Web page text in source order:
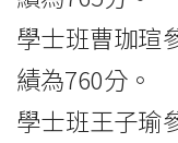
學士班曹珈瑄
績為760分。
學士班王子瑜